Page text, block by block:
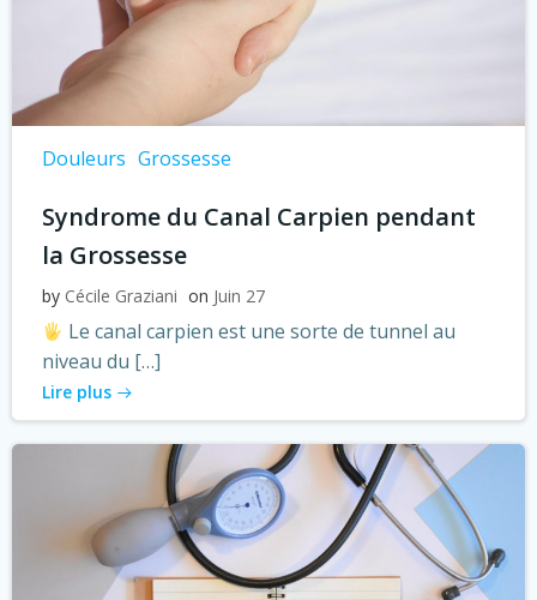
Douleurs Grossesse
Syndrome du Canal Carpien pendant
la Grossesse
by Cécile Graziani on Juin 27
Le canal carpien est une sorte de tunnel au
niveau du […]
Lire plus